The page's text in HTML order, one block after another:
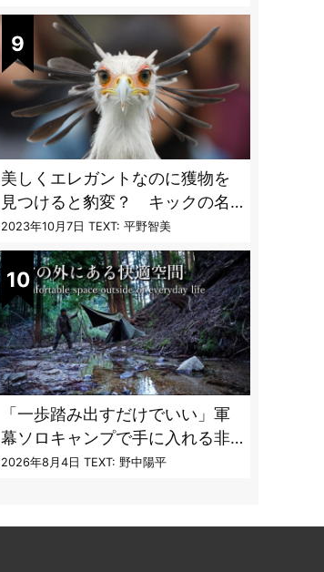
美しくエレガントなのに獲物を
見つけると豹変？ キックの名
手「ヘビクイワシ」【へんない
きもの・鳥編 vol.03】
2023年10月7日 TEXT: 平野智美
「一歩踏み出すだけでいい」軍
幕ソロキャンプで手に入れる非
日常のコンフォートゾーンと癒
2026年8月4日 TEXT: 野中陽平